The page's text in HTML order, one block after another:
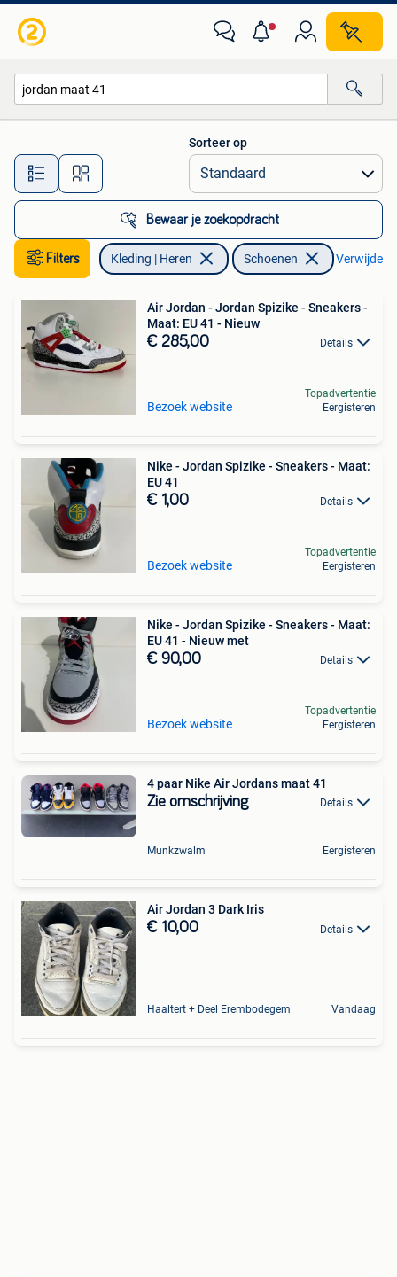
Alle afstanden…
Sorteer op
Bewaar je zoekopdracht
Filters Kleding | Heren Schoenen Verwijder
Air Jordan - Jordan Spizike - Sneakers -
Maat: EU 41 - Nieuw
€ 285,00 Details
Bezoek website
Topadvertentie
Eergisteren
Nike - Jordan Spizike - Sneakers - Maat:
EU 41
€ 1,00 Details
Bezoek website
Topadvertentie
Eergisteren
Nike - Jordan Spizike - Sneakers - Maat:
EU 41 - Nieuw met
€ 90,00 Details
Bezoek website
Topadvertentie
Eergisteren
4 paar Nike Air Jordans maat 41
Zie omschrijving Details
Munkzwalm Eergisteren
Air Jordan 3 Dark Iris
€ 10,00 Details
Haaltert + Deel Erembodegem Vandaag